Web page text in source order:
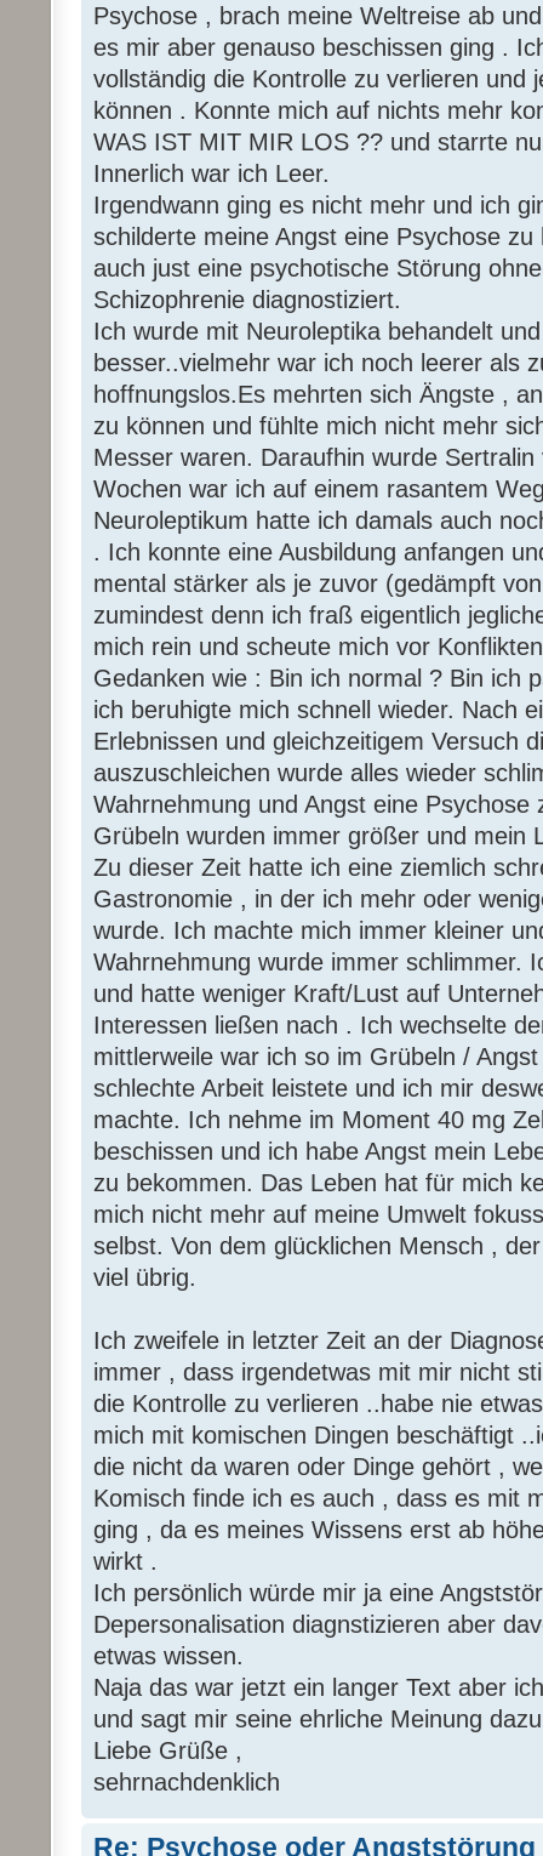
Psychose , brach meine Weltreise ab
es mir aber genauso beschissen ging .
vollständig die Kontrolle zu verlieren und
können . Konnte mich auf nichts mehr
WAS IST MIT MIR LOS ?? und starrte
Innerlich war ich Leer.
Irgendwann ging es nicht mehr und ich
schilderte meine Angst eine Psychose
auch just eine psychotische Störung
Schizophrenie diagnostiziert.
Ich wurde mit Neuroleptika behandelt
besser..vielmehr war ich noch leerer als
hoffnungslos.Es mehrten sich Ängste ,
zu können und fühlte mich nicht mehr
Messer waren. Daraufhin wurde
Wochen war ich auf einem rasantem
Neuroleptikum hatte ich damals auch
. Ich konnte eine Ausbildung anfangen
mental stärker als je zuvor (gedämpft
zumindest denn ich fraß eigentlich
mich rein und scheute mich vor
Gedanken wie : Bin ich normal ? Bin ich
ich beruhigte mich schnell wieder. Nach
Erlebnissen und gleichzeitigem Versuch
auszuschleichen wurde alles wieder
Wahrnehmung und Angst eine Psychose
Grübeln wurden immer größer und mein
Zu dieser Zeit hatte ich eine ziemlich
Gastronomie , in der ich mehr oder
wurde. Ich machte mich immer kleiner
Wahrnehmung wurde immer schlimmer.
und hatte weniger Kraft/Lust auf
Interessen ließen nach . Ich wechselte
mittlerweile war ich so im Grübeln /
schlechte Arbeit leistete und ich mir
machte. Ich nehme im Moment 40 mg
beschissen und ich habe Angst mein
zu bekommen. Das Leben hat für mich
mich nicht mehr auf meine Umwelt
selbst. Von dem glücklichen Mensch ,
viel übrig.
Ich zweifele in letzter Zeit an der
immer , dass irgendetwas mit mir nicht
die Kontrolle zu verlieren ..habe nie
mich mit komischen Dingen beschäftigt
die nicht da waren oder Dinge gehört ,
Komisch finde ich es auch , dass es mit
ging , da es meines Wissens erst ab
wirkt .
Ich persönlich würde mir ja eine
Depersonalisation diagnstizieren aber
etwas wissen.
Naja das war jetzt ein langer Text aber
und sagt mir seine ehrliche Meinung
Liebe Grüße ,
sehrnachdenklich
Re: Psychose oder Angststörung